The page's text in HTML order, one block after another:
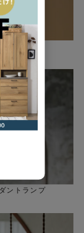
トランプ
ントランプ